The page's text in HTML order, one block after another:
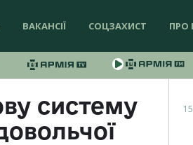
ВАКАНСІЇ СОЦЗАХИСТ ПРО
систему